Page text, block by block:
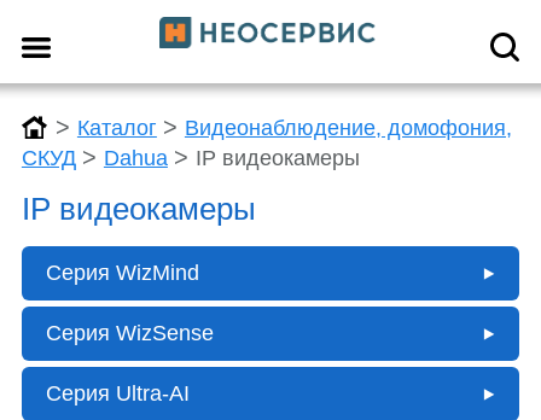
> Каталог > Видеонаблюдение, домофония,
СКУД > Dahua > IP видеокамеры
IP видеокамеры
Серия WizMind
Серия WizSense
Серия Ultra-AI